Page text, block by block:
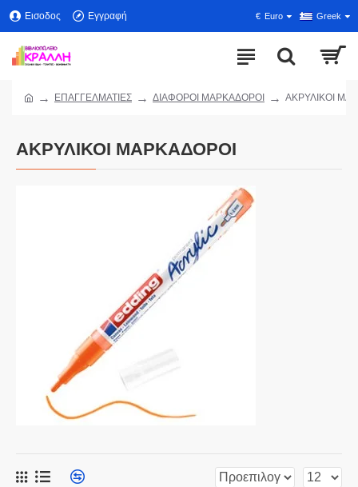
Εισοδος Εγγραφή € Euro Greek
ΕΠΑΓΓΕΛΜΑΤΙΕΣ ΔΙΑΦΟΡΟΙ ΜΑΡΚΑΔΟΡΟΙ ΑΚΡΥΛΙΚΟΙ
ΑΚΡΥΛΙΚΟΙ ΜΑΡΚΑΔΟΡΟΙ